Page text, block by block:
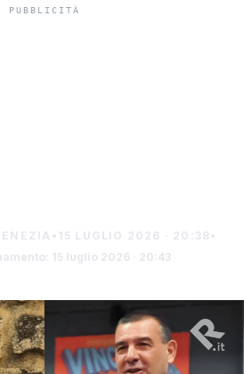
• 15 LUGLIO 2026 · 20:38 •
15 luglio 2026 · 20:43